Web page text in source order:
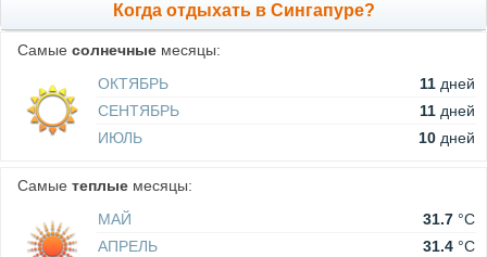
Когда отдыхать в Сингапуре?
Самые солнечные месяцы:
ОКТЯБРЬ
11 дней
СЕНТЯБРЬ
11 дней
ИЮЛЬ
10 дней
Самые теплые месяцы:
МАЙ
31.7 °C
АПРЕЛЬ
31.4 °C